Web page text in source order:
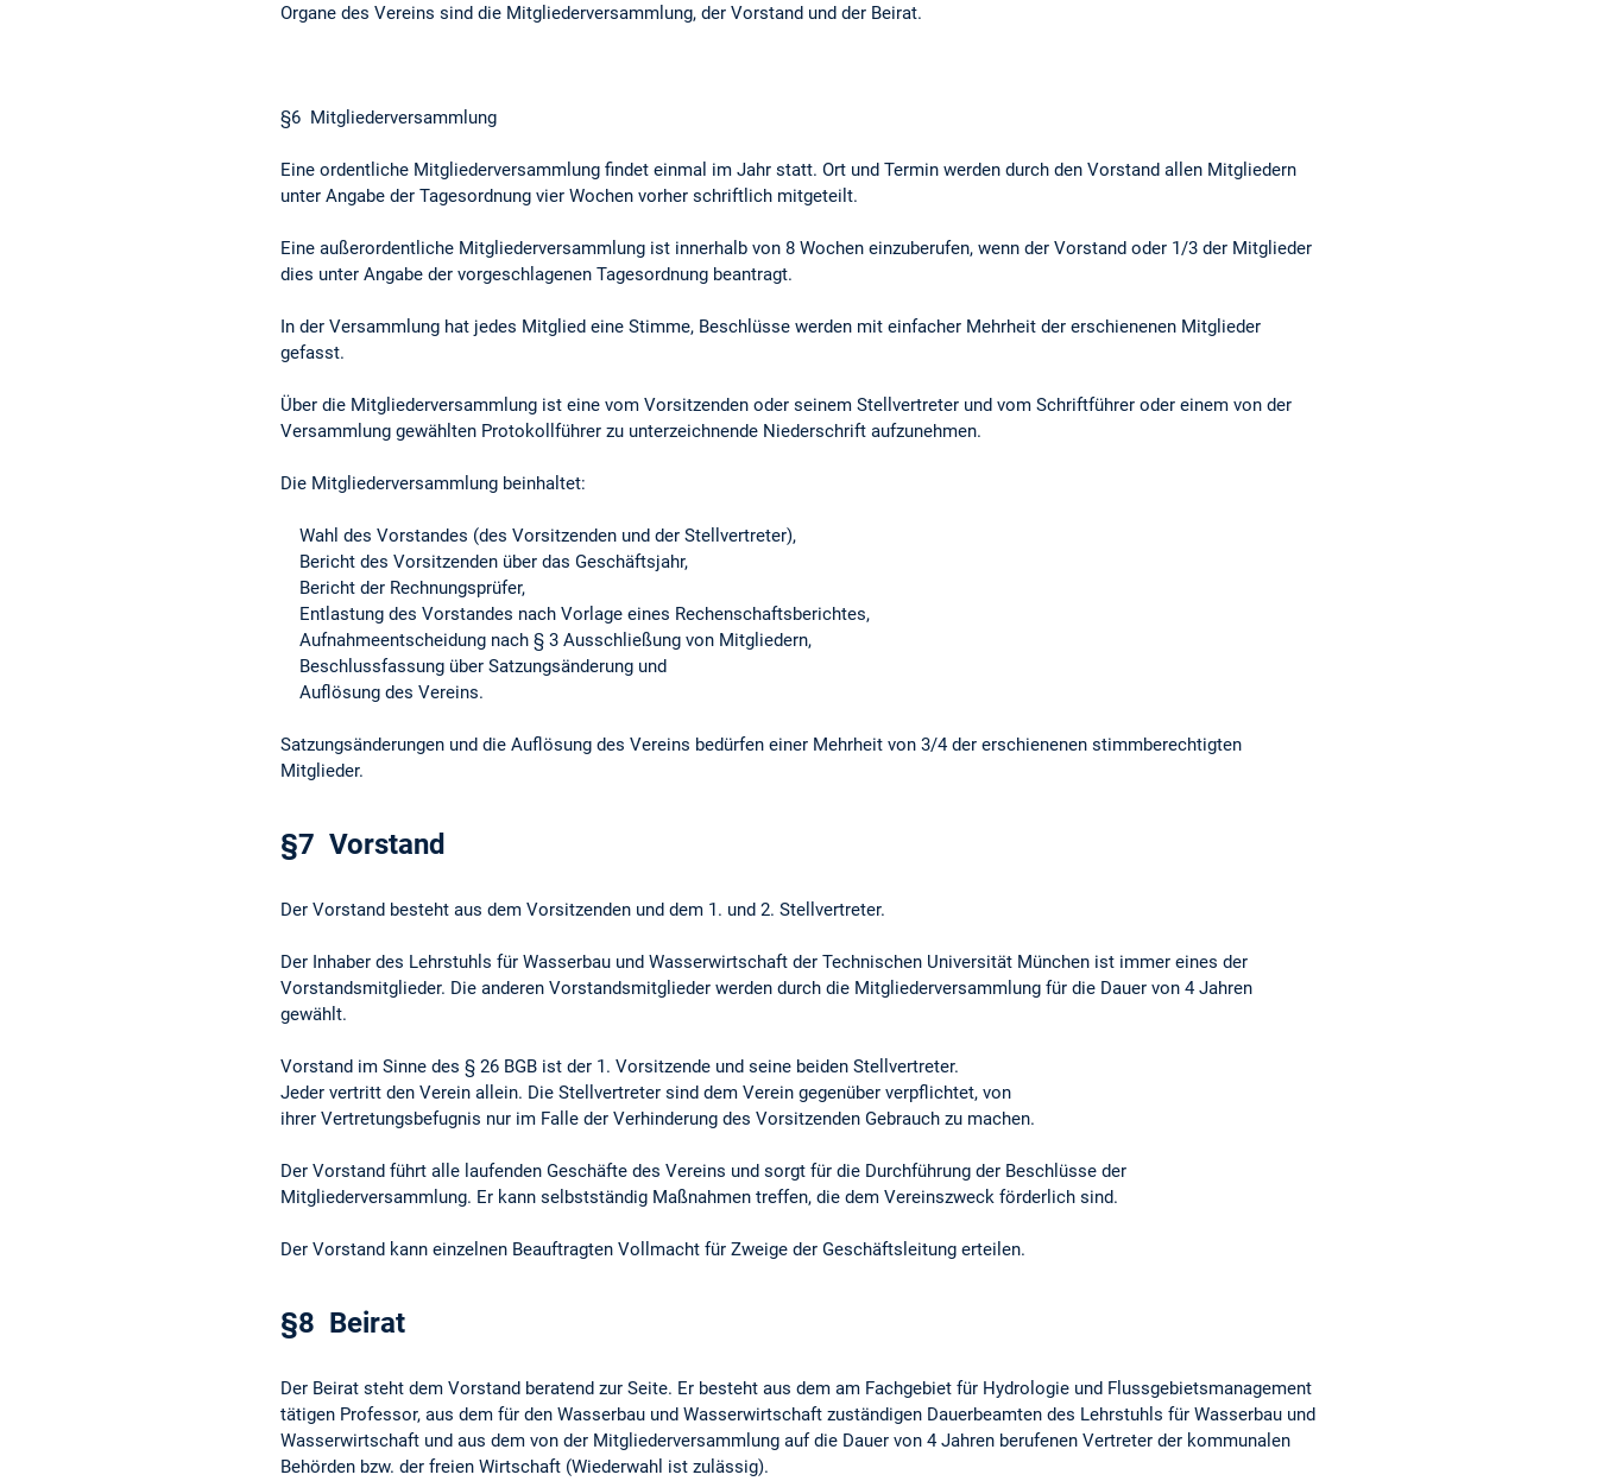
Organe des Vereins sind die Mitgliederversammlung, der Vorstand und der Beirat.
§6 Mitgliederversammlung
Eine ordentliche Mitgliederversammlung findet einmal im Jahr statt. Ort und Termin werden durch den Vorstand allen Mitgliedern
unter Angabe der Tagesordnung vier Wochen vorher schriftlich mitgeteilt.
Eine außerordentliche Mitgliederversammlung ist innerhalb von 8 Wochen einzuberufen, wenn der Vorstand oder 1/3 der Mitglieder
dies unter Angabe der vorgeschlagenen Tagesordnung beantragt.
In der Versammlung hat jedes Mitglied eine Stimme, Beschlüsse werden mit einfacher Mehrheit der erschienenen Mitglieder
gefasst.
Über die Mitgliederversammlung ist eine vom Vorsitzenden oder seinem Stellvertreter und vom Schriftführer oder einem von der
Versammlung gewählten Protokollführer zu unterzeichnende Niederschrift aufzunehmen.
Die Mitgliederversammlung beinhaltet:
Wahl des Vorstandes (des Vorsitzenden und der Stellvertreter),
Bericht des Vorsitzenden über das Geschäftsjahr,
Bericht der Rechnungsprüfer,
Entlastung des Vorstandes nach Vorlage eines Rechenschaftsberichtes,
Aufnahmeentscheidung nach § 3 Ausschließung von Mitgliedern,
Beschlussfassung über Satzungsänderung und
Auflösung des Vereins.
Satzungsänderungen und die Auflösung des Vereins bedürfen einer Mehrheit von 3/4 der erschienenen stimmberechtigten
Mitglieder.
§7 Vorstand
Der Vorstand besteht aus dem Vorsitzenden und dem 1. und 2. Stellvertreter.
Der Inhaber des Lehrstuhls für Wasserbau und Wasserwirtschaft der Technischen Universität München ist immer eines der
Vorstandsmitglieder. Die anderen Vorstandsmitglieder werden durch die Mitgliederversammlung für die Dauer von 4 Jahren
gewählt.
Vorstand im Sinne des § 26 BGB ist der 1. Vorsitzende und seine beiden Stellvertreter.
Jeder vertritt den Verein allein. Die Stellvertreter sind dem Verein gegenüber verpflichtet, von
ihrer Vertretungsbefugnis nur im Falle der Verhinderung des Vorsitzenden Gebrauch zu machen.
Der Vorstand führt alle laufenden Geschäfte des Vereins und sorgt für die Durchführung der Beschlüsse der
Mitgliederversammlung. Er kann selbstständig Maßnahmen treffen, die dem Vereinszweck förderlich sind.
Der Vorstand kann einzelnen Beauftragten Vollmacht für Zweige der Geschäftsleitung erteilen.
§8 Beirat
Der Beirat steht dem Vorstand beratend zur Seite. Er besteht aus dem am Fachgebiet für Hydrologie und Flussgebietsmanagement
tätigen Professor, aus dem für den Wasserbau und Wasserwirtschaft zuständigen Dauerbeamten des Lehrstuhls für Wasserbau und
Wasserwirtschaft und aus dem von der Mitgliederversammlung auf die Dauer von 4 Jahren berufenen Vertreter der kommunalen
Behörden bzw. der freien Wirtschaft (Wiederwahl ist zulässig).